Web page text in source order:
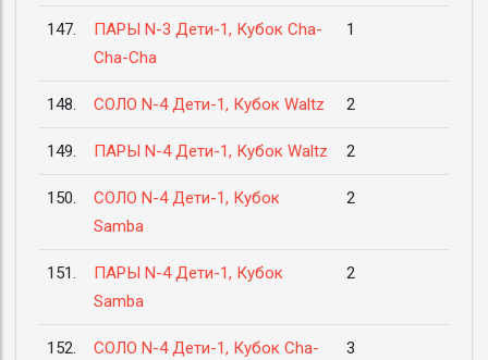
147.
ПАРЫ N-3 Дети-1, Кубок Cha-
Cha-Cha
1
148. СОЛО N-4 Дети-1, Кубок Waltz 2
149. ПАРЫ N-4 Дети-1, Кубок Waltz 2
150.
СОЛО N-4 Дети-1, Кубок
Samba
2
151.
ПАРЫ N-4 Дети-1, Кубок
Samba
2
152.
СОЛО N-4 Дети-1, Кубок Cha-
3